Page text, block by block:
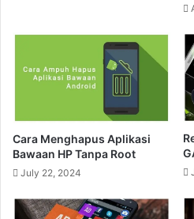
Cara Menghapus Aplikasi
Bawaan HP Tanpa Root
July 22, 2024